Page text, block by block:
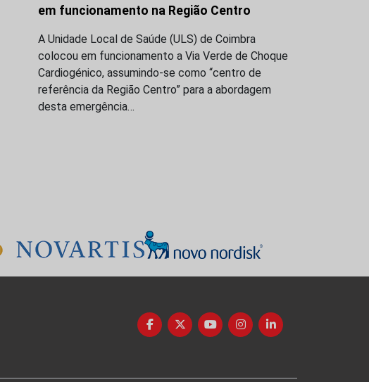
em funcionamento na Região Centro
A Unidade Local de Saúde (ULS) de Coimbra
colocou em funcionamento a Via Verde de Choque
Cardiogénico, assumindo-se como “centro de
referência da Região Centro” para a abordagem
desta emergência…